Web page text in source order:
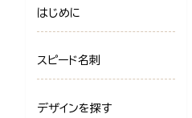
はじめに
スピード名刺
デザインを探す